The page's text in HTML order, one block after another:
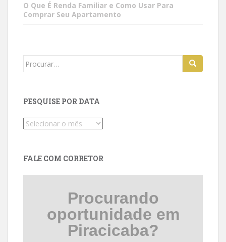
O Que É Renda Familiar e Como Usar Para
Comprar Seu Apartamento
Search
PESQUISE POR DATA
Pesquise
FALE COM CORRETOR
Procurando
oportunidade em
Piracicaba?